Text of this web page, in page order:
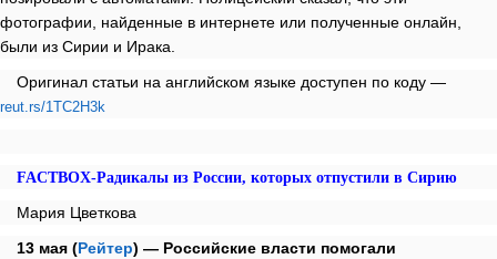
фотографии, найденные в интернете или полученные онлайн,
были из Сирии и Ирака.
Оригинал статьи на английском языке доступен по коду —
reut.rs/1TC2H3k
FACTBOX-Радикалы из России, которых отпустили в Сирию
Мария Цветкова
13 мая (Рейтер) — Российские власти помогали